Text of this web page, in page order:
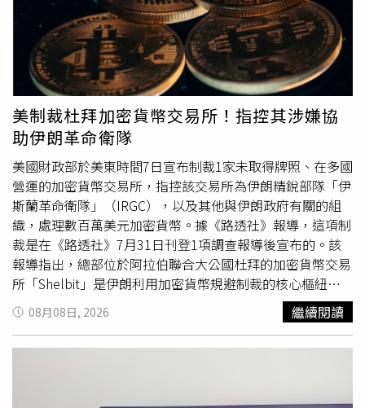
指出，32歲的哈里發長期維持時尚名媛的形象，在
Instagram上擁有超過260萬粉絲，她平時除了擔任節目主
持人、模特兒外，也因為常與演藝人員及知名足球球星傳緋
聞而備受關注。
美制裁杜拜加密貨幣交易所！指控其涉嫌協
助伊朗革命衛隊
美國財政部於美東時間7日宣布制裁1家未取得牌照、在多國
營運的加密貨幣交易所，指控該交易所為伊朗精銳部隊「伊
斯蘭革命衛隊」（IRGC），以及其他與伊朗政府有關的組
織，處理數百萬美元加密貨幣。據《路透社》報導，這項制
裁是在《路透社》7月31日刊登1項調查報導後宣布的。該
報導指出，總部位於阿拉伯聯合大公國杜拜的加密貨幣交易
所「Shelbit」是伊朗利用加密貨幣規避制裁的核心樞紐。
調查發現，Shelbit曾代表伊朗中央銀行轉移加密貨幣，也
處理來自全球最大非法網路賭博
之一的資金，並將加密
貨幣轉至以色列政府認定與伊斯蘭革命衛隊有關聯的地址。
網路，指控他為伊斯蘭革命衛隊及伊朗最大加密貨幣交易所
08月08日, 2026 繼續閱讀